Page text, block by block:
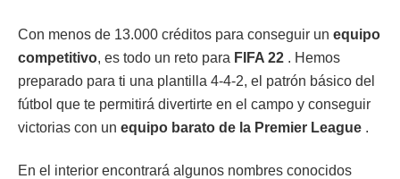
Con menos de 13.000 créditos para conseguir un equipo
competitivo, es todo un reto para FIFA 22 . Hemos
preparado para ti una plantilla 4-4-2, el patrón básico del
fútbol que te permitirá divertirte en el campo y conseguir
victorias con un equipo barato de la Premier League .
En el interior encontrará algunos nombres conocidos